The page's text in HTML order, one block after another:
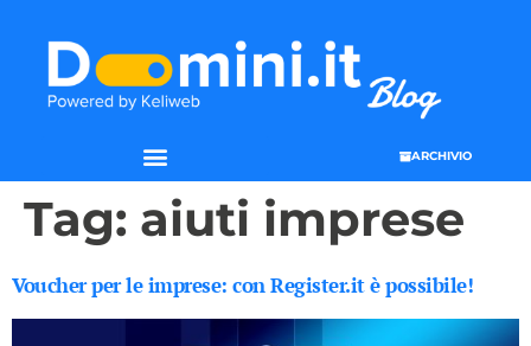
ARCHIVIO
Tag: aiuti imprese
Voucher per le imprese: con Register.it è possibile!